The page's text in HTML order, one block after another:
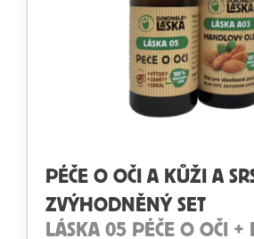
PÉČE O OČI A KŮŽI A
ZVÝHODNĚNÝ SET
LÁSKA 05 PÉČE O OČI +